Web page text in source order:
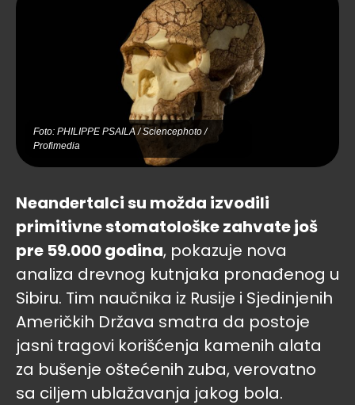
Foto: PHILIPPE PSAILA / Sciencephoto /
Profimedia
Neandertalci su možda izvodili
primitivne stomatološke zahvate još
pre 59.000 godina, pokazuje nova
analiza drevnog kutnjaka pronađenog u
Sibiru. Tim naučnika iz Rusije i Sjedinjenih
Američkih Država smatra da postoje
jasni tragovi korišćenja kamenih alata
za bušenje oštećenih zuba, verovatno
sa ciljem ublažavanja jakog bola.